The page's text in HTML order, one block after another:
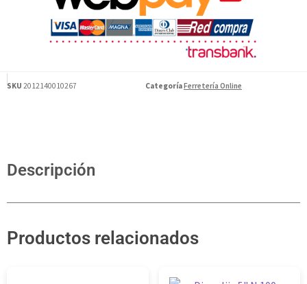
SKU 2012140010267 CategoríaFerretería Online
Descripción
Productos relacionados